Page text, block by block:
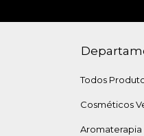
Todos
Cosméticos
Aromaterapia